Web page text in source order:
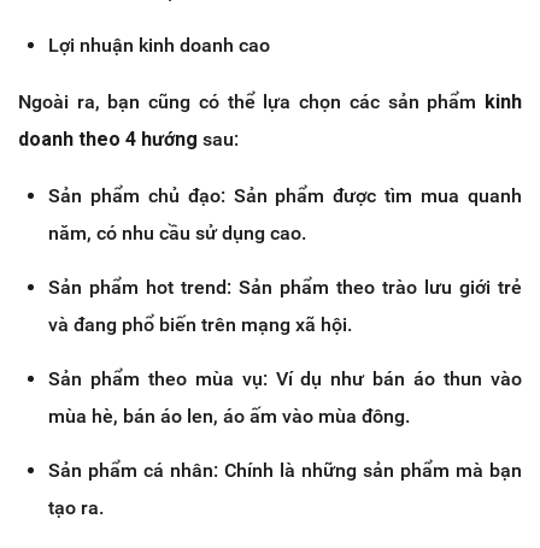
Lợi nhuận kinh doanh cao
Ngoài ra, bạn cũng có thể lựa chọn các sản phẩm kinh
doanh theo 4 hướng sau:
Sản phẩm chủ đạo: Sản phẩm được tìm mua quanh
năm, có nhu cầu sử dụng cao.
Sản phẩm hot trend: Sản phẩm theo trào lưu giới trẻ
và đang phổ biến trên mạng xã hội.
Sản phẩm theo mùa vụ: Ví dụ như bán áo thun vào
mùa hè, bán áo len, áo ấm vào mùa đông.
Sản phẩm cá nhân: Chính là những sản phẩm mà bạn
tạo ra.